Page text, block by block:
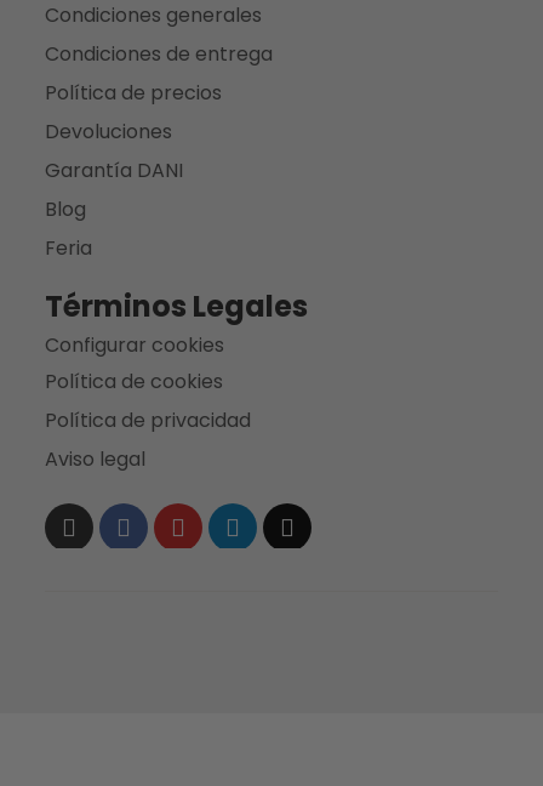
Condiciones generales
Condiciones de entrega
Política de precios
Devoluciones
Garantía DANI
Blog
Feria
Términos Legales
Configurar cookies
Política de cookies
Política de privacidad
Aviso legal